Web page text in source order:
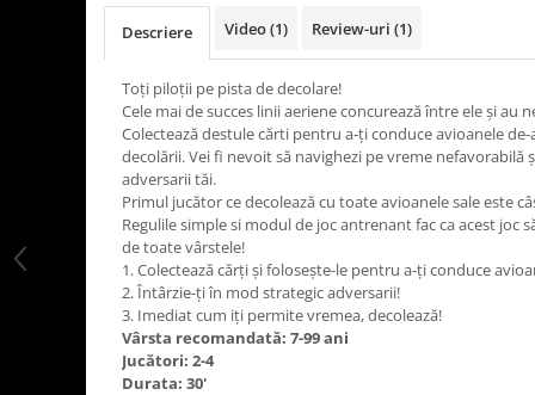
LEGO Creator Expert
LEGO Architecture
LEGO Speed Champions
Descriere Video(1) Review-uri (1)
Toți piloții pe pista de decolare!
Cele mai de succes linii aeriene concurează între ele și au
Colectează destule cărti pentru a-ți conduce avioanele
decolării. Vei fi nevoit să navighezi pe vreme nefavorabilă
adversarii tăi.
Primul jucător ce decolează cu toate avioanele sale este
Regulile simple si modul de joc antrenant fac ca acest joc
de toate vârstele!
1. Colectează cărți și folosește-le pentru a-ți conduce
2. Întârzie-ți în mod strategic adversarii!
3. Imediat cum iți permite vremea, decolează!
Vârsta recomandată: 7-99 ani
Jucători: 2-4
Durata: 30'